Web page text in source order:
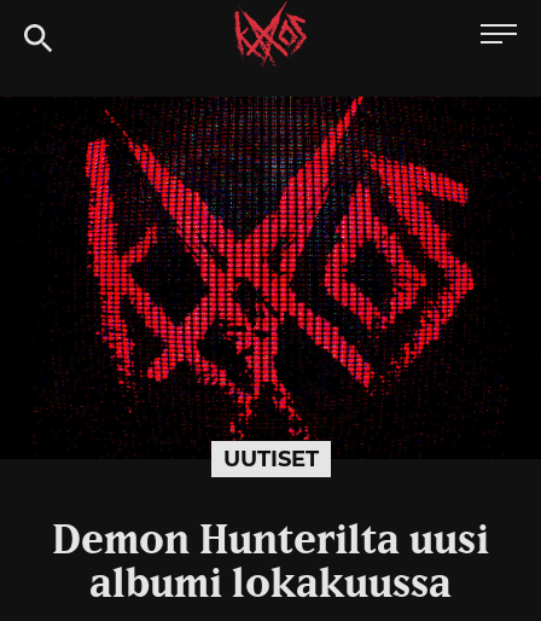
Siirry
suoraan
Kaaoszine
UUTISET
Demon Hunterilta uusi
albumi lokakuussa